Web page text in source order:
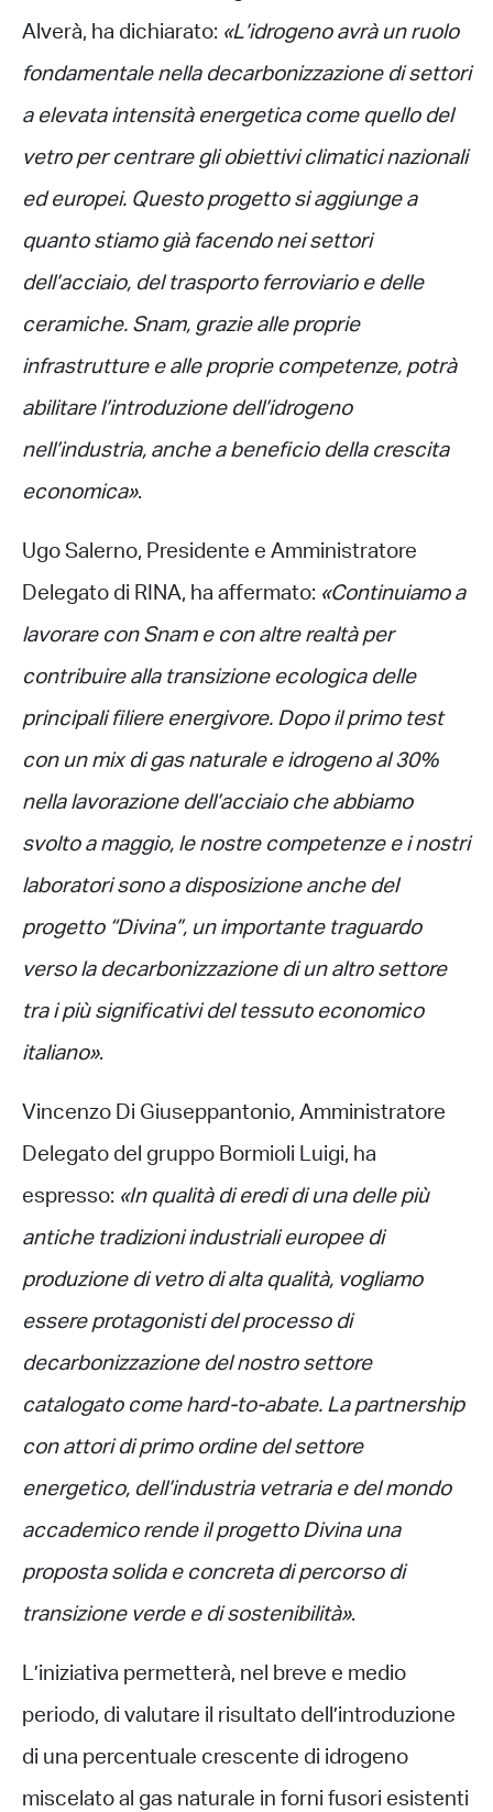
Alverà, ha dichiarato: «L’idrogeno avrà un ruolo
fondamentale nella decarbonizzazione di settori
a elevata intensità energetica come quello del
vetro per centrare gli obiettivi climatici nazionali
ed europei. Questo progetto si aggiunge a
quanto stiamo già facendo nei settori
dell’acciaio, del trasporto ferroviario e delle
ceramiche. Snam, grazie alle proprie
infrastrutture e alle proprie competenze, potrà
abilitare l’introduzione dell’idrogeno
nell’industria, anche a beneficio della crescita
economica».
Ugo Salerno, Presidente e Amministratore
Delegato di RINA, ha affermato: «Continuiamo a
lavorare con Snam e con altre realtà per
contribuire alla transizione ecologica delle
principali filiere energivore. Dopo il primo test
con un mix di gas naturale e idrogeno al 30%
nella lavorazione dell’acciaio che abbiamo
svolto a maggio, le nostre competenze e i nostri
laboratori sono a disposizione anche del
progetto “Divina”, un importante traguardo
verso la decarbonizzazione di un altro settore
tra i più significativi del tessuto economico
italiano».
Vincenzo Di Giuseppantonio, Amministratore
Delegato del gruppo Bormioli Luigi, ha
espresso: «In qualità di eredi di una delle più
antiche tradizioni industriali europee di
produzione di vetro di alta qualità, vogliamo
essere protagonisti del processo di
decarbonizzazione del nostro settore
catalogato come hard-to-abate. La partnership
con attori di primo ordine del settore
energetico, dell’industria vetraria e del mondo
accademico rende il progetto Divina una
proposta solida e concreta di percorso di
transizione verde e di sostenibilità».
L’iniziativa permetterà, nel breve e medio
periodo, di valutare il risultato dell’introduzione
di una percentuale crescente di idrogeno
miscelato al gas naturale in forni fusori esistenti